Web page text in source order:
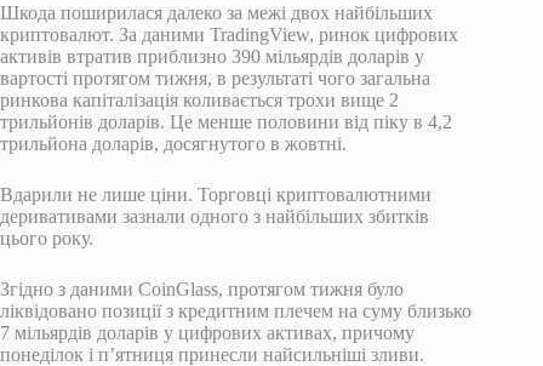
Шкода поширилася далеко за межі двох найбільших
криптовалют. За даними TradingView, ринок цифрових
активів втратив приблизно 390 мільярдів доларів у
вартості протягом тижня, в результаті чого загальна
ринкова капіталізація коливається трохи вище 2
трильйонів доларів. Це менше половини від піку в 4,2
трильйона доларів, досягнутого в жовтні.
Вдарили не лише ціни. Торговці криптовалютними
деривативами зазнали одного з найбільших збитків
цього року.
Згідно з даними CoinGlass, протягом тижня було
ліквідовано позиції з кредитним плечем на суму близько
7 мільярдів доларів у цифрових активах, причому
понеділок і п’ятниця принесли найсильніші зливи.